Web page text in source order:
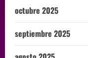
octubre 2025
septiembre 2025